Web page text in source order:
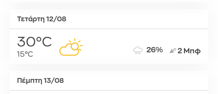
Τετάρτη 12/08
30°C
15°C
26% 2 Μπφ
Πέμπτη 13/08